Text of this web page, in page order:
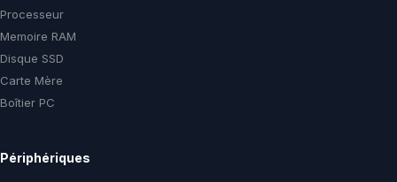
Processeur
Memoire RAM
Disque SSD
Carte Mère
Boîtier PC
Périphériques